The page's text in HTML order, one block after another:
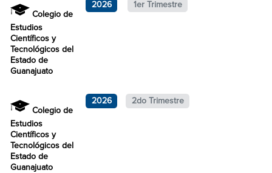
Colegio de
Estudios
Científicos y
Tecnológicos del
Estado de
Guanajuato
2026 1er Trimestre
Colegio de
Estudios
Científicos y
Tecnológicos del
Estado de
Guanajuato
2026 2do Trimestre